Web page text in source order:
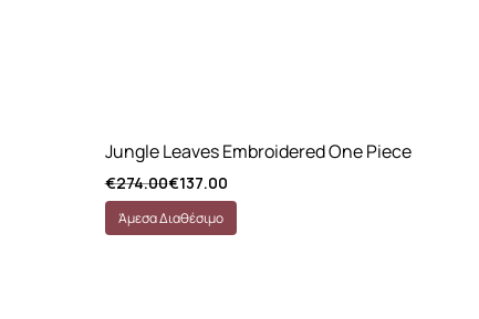
Jungle Leaves Embroidered One Piece
€274.00€137.00
Άμεσα Διαθέσιμο